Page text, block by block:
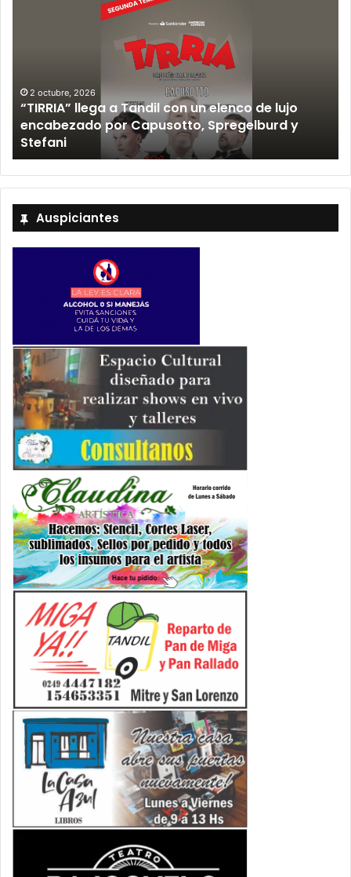
2 octubre, 2026
“TIRRIA” llega a Tandil con un elenco de lujo
encabezado por Capusotto, Spregelburd y
Stefani
Auspiciantes